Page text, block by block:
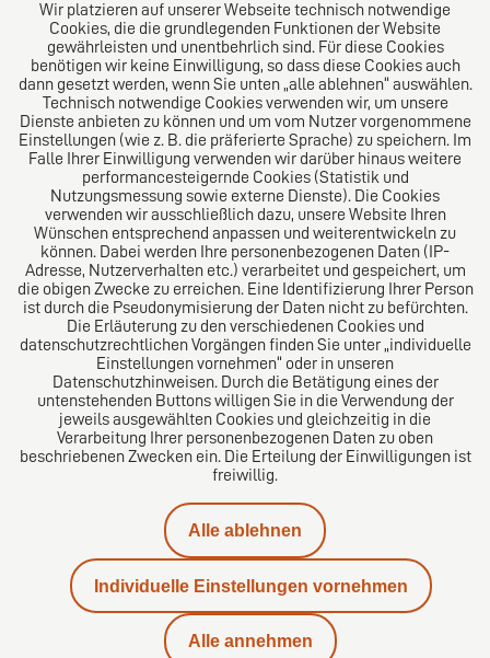
Über uns
Das Kanzlei-Vertrauensnetzwerk. Aus Europa für die
Welt. Für den erfolgreichen Mittelstand.
Folgen Sie uns auf
Das europäische Kanzlei-Netzwerk
Datenschutz
Wir platzieren auf unserer Webseite technisch notwendige
Cookies, die die grundlegenden Funktionen der Website
gewährleisten und unentbehrlich sind. Für diese Cookies
benötigen wir keine Einwilligung, so dass diese Cookies auch
dann gesetzt werden, wenn Sie unten „alle ablehnen“ auswählen.
Technisch notwendige Cookies verwenden wir, um unsere
Dienste anbieten zu können und um vom Nutzer vorgenommene
Einstellungen (wie z. B. die präferierte Sprache) zu speichern. Im
Falle Ihrer Einwilligung verwenden wir darüber hinaus weitere
performancesteigernde Cookies (Statistik und
Nutzungsmessung sowie externe Dienste). Die Cookies
verwenden wir ausschließlich dazu, unsere Website Ihren
Wünschen entsprechend anpassen und weiterentwickeln zu
können. Dabei werden Ihre personenbezogenen Daten (IP-
Adresse, Nutzerverhalten etc.) verarbeitet und gespeichert, um
die obigen Zwecke zu erreichen. Eine Identifizierung Ihrer Person
ist durch die Pseudonymisierung der Daten nicht zu befürchten.
Die Erläuterung zu den verschiedenen Cookies und
datenschutzrechtlichen Vorgängen finden Sie unter „individuelle
Einstellungen vornehmen“ oder in unseren
Datenschutzhinweisen. Durch die Betätigung eines der
untenstehenden Buttons willigen Sie in die Verwendung der
jeweils ausgewählten Cookies und gleichzeitig in die
Verarbeitung Ihrer personenbezogenen Daten zu oben
beschriebenen Zwecken ein. Die Erteilung der Einwilligungen ist
freiwillig.
Alle ablehnen
Individuelle Einstellungen vornehmen
Alle annehmen